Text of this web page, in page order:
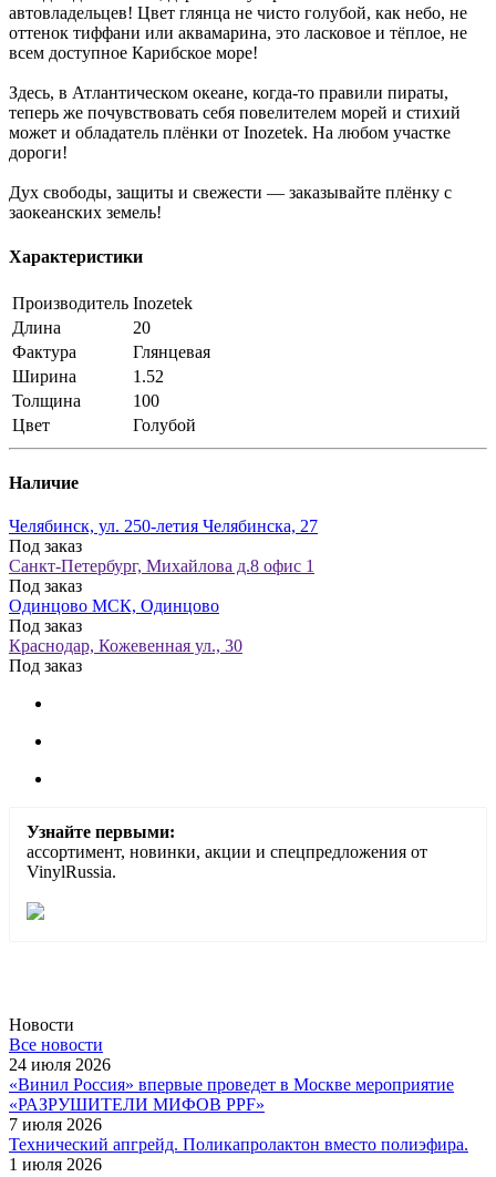
автовладельцев! Цвет глянца не чисто голубой, как небо, не
оттенок тиффани или аквамарина, это ласковое и тёплое, не
всем доступное Карибское море!
Здесь, в Атлантическом океане, когда-то правили пираты,
теперь же почувствовать себя повелителем морей и стихий
может и обладатель плёнки от Inozetek. На любом участке
дороги!
Дух свободы, защиты и свежести — заказывайте плёнку с
заокеанских земель!
Характеристики
Производитель Inozetek
Длина
20
Фактура
Глянцевая
Ширина
1.52
Толщина
100
Цвет
Голубой
Наличие
Челябинск, ул. 250-летия Челябинска, 27
Под заказ
Санкт-Петербург, Михайлова д.8 офис 1
Под заказ
Одинцово МСК, Одинцово
Под заказ
Краснодар, Кожевенная ул., 30
Под заказ
Узнайте первыми:
ассортимент, новинки, акции и спецпредложения от
VinylRussia.
Новости
Все новости
24 июля 2026
«Винил Россия» впервые проведет в Москве мероприятие
«РАЗРУШИТЕЛИ МИФОВ PPF»
7 июля 2026
Технический апгрейд. Поликапролактон вместо полиэфира.
1 июля 2026